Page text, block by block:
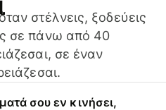
στέλνεις, ξοδεύεις
σε πάνω από 40
σε έναν
σου εν κινήσει,